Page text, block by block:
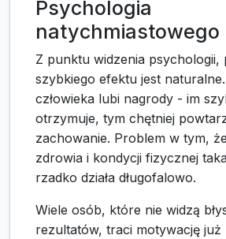
Psychologia
natychmiastowego
Z punktu widzenia psychologii,
szybkiego efektu jest
człowieka lubi nagrody - im
otrzymuje, tym chętniej
zachowanie. Problem w tym,
zdrowia i kondycji fizycznej
rzadko działa długofalowo.
Wiele osób, które nie widzą
rezultatów, traci motywację już